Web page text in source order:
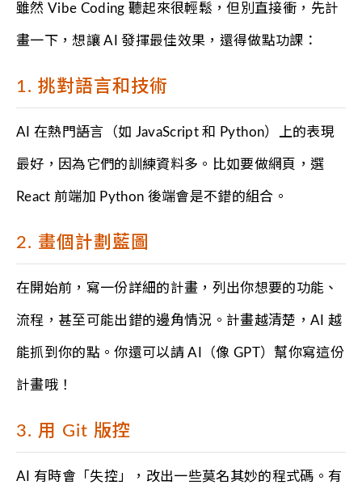
雖然 Vibe Coding 聽起來很輕鬆，但別直接衝，先計
畫一下，想讓 AI 發揮最佳效果，還得做點功課：
1. 挑對語言和技術
AI 在熱門語言（如 JavaScript 和 Python）上的表現
最好，因為它們的訓練資料多。比如要做網頁，選
React 前端加 Python 後端會是不錯的組合。
2. 畫個計劃藍圖
在開始前，寫一份詳細的計畫，列出你想要的功能、
流程，甚至可能出錯的邊角情況。計畫越清楚，AI 越
能抓到你的點。你還可以請 AI（像 GPT）幫你寫這份
計畫哦！
3. 用 Git 版控
AI 有時會「失控」，改出一些莫名其妙的程式碼。有